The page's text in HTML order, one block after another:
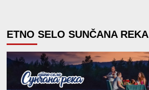
ETNO SELO SUNČANA REKA